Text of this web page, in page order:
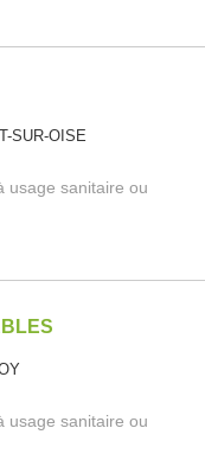
SUR-OISE
usage sanitaire ou
usage sanitaire ou